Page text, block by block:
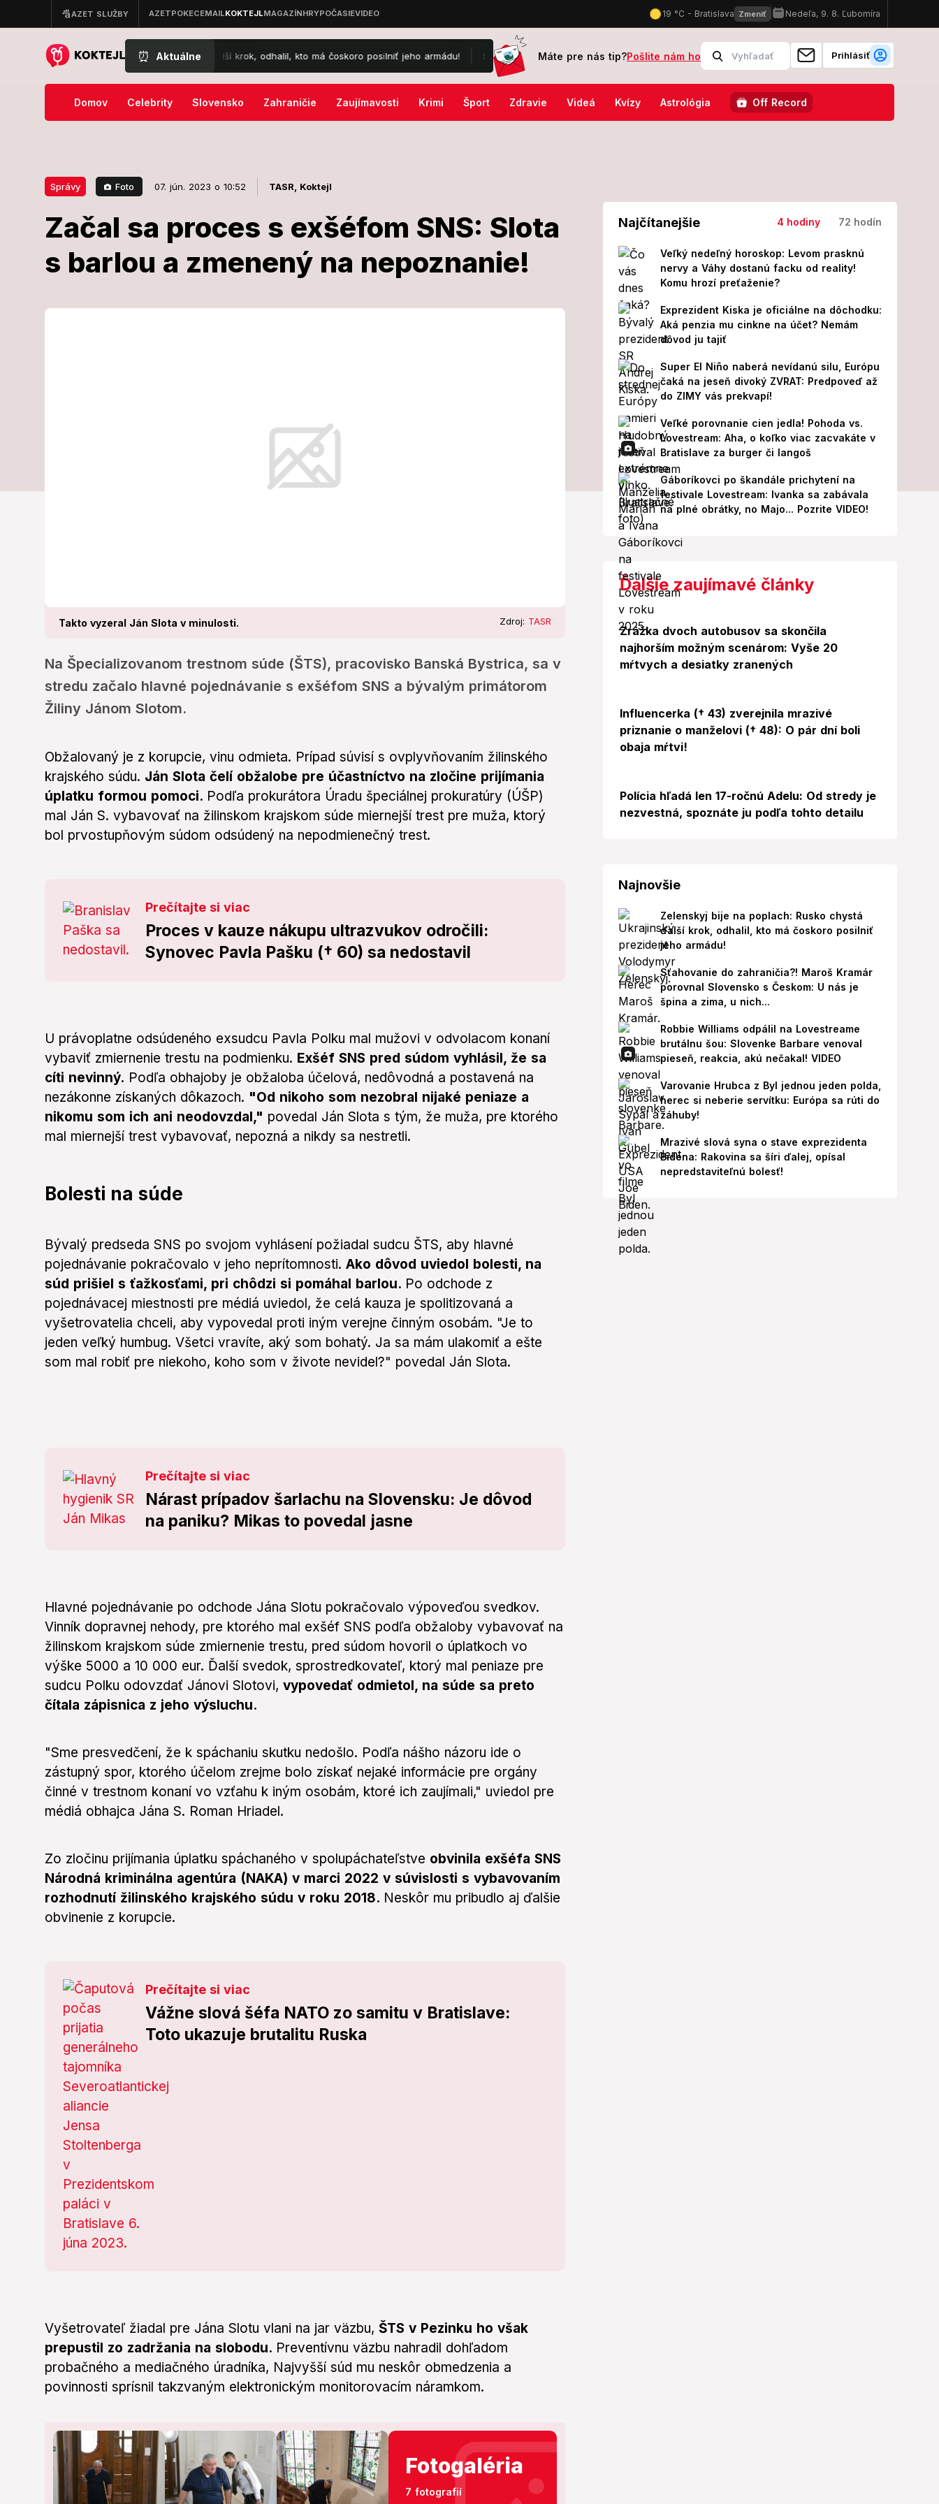
⏰ Aktuálne
na poplach: Rusko chystá ďalší krok, odhalil, kto má čoskoro posilniť jeho armádu! Sťahovanie do zahraničia?! Maroš Kramár porovnal Slovensko s Českom: U nás je špina a zima, u nich...
Máte pre nás tip?Pošlite nám ho Prihlásiť
Domov Celebrity Slovensko Zahraničie Zaujímavosti Krimi Šport Zdravie Videá Kvízy Astrológia Off Record
Správy Foto 07. jún. 2023 o 10:52 TASR, Koktejl
Začal sa proces s exšéfom SNS: Slota
s barlou a zmenený na nepoznanie!
Takto vyzeral Ján Slota v minulosti. Zdroj: TASR
Na Špecializovanom trestnom súde (ŠTS), pracovisko Banská Bystrica, sa v
stredu začalo hlavné pojednávanie s exšéfom SNS a bývalým primátorom
Žiliny Jánom Slotom.
Začal sa proces s exšéfom
Na Špecializovanom trestnom súde (ŠTS), pracovisko Banská Bystrica, sa
v stredu začalo hlavné pojednávanie s exšéfom SNS a bývalým
primátorom Žiliny Jánom Slotom.
Obžalovaný je z korupcie, vinu odmieta. Prípad súvisí s ovplyvňovaním žilinského
krajského súdu. Ján Slota čelí obžalobe pre účastníctvo na zločine prijímania
úplatku formou pomoci. Podľa prokurátora Úradu špeciálnej prokuratúry (ÚŠP)
mal Ján S. vybavovať na žilinskom krajskom súde miernejší trest pre muža, ktorý
bol prvostupňovým súdom odsúdený na nepodmienečný trest.
Prečítajte si viac
Proces v kauze nákupu ultrazvukov odročili:
Synovec Pavla Pašku († 60) sa nedostavil
U právoplatne odsúdeného exsudcu Pavla Polku mal mužovi v odvolacom konaní
vybaviť zmiernenie trestu na podmienku. Exšéf SNS pred súdom vyhlásil, že sa
cíti nevinný. Podľa obhajoby je obžaloba účelová, nedôvodná a postavená na
nezákonne získaných dôkazoch. "Od nikoho som nezobral nijaké peniaze a
nikomu som ich ani neodovzdal," povedal Ján Slota s tým, že muža, pre ktorého
mal miernejší trest vybavovať, nepozná a nikdy sa nestretli.
Bolesti na súde
Bývalý predseda SNS po svojom vyhlásení požiadal sudcu ŠTS, aby hlavné
pojednávanie pokračovalo v jeho neprítomnosti. Ako dôvod uviedol bolesti, na
súd prišiel s ťažkosťami, pri chôdzi si pomáhal barlou. Po odchode z
pojednávacej miestnosti pre médiá uviedol, že celá kauza je spolitizovaná a
vyšetrovatelia chceli, aby vypovedal proti iným verejne činným osobám. "Je to
jeden veľký humbug. Všetci vravíte, aký som bohatý. Ja sa mám ulakomiť a ešte
som mal robiť pre niekoho, koho som v živote nevidel?" povedal Ján Slota.
Prečítajte si viac
Nárast prípadov šarlachu na Slovensku: Je dôvod
na paniku? Mikas to povedal jasne
Hlavné pojednávanie po odchode Jána Slotu pokračovalo výpoveďou svedkov.
Vinník dopravnej nehody, pre ktorého mal exšéf SNS podľa obžaloby vybavovať na
žilinskom krajskom súde zmiernenie trestu, pred súdom hovoril o úplatkoch vo
výške 5000 a 10 000 eur. Ďalší svedok, sprostredkovateľ, ktorý mal peniaze pre
sudcu Polku odovzdať Jánovi Slotovi, vypovedať odmietol, na súde sa preto
čítala zápisnica z jeho výsluchu.
"Sme presvedčení, že k spáchaniu skutku nedošlo. Podľa nášho názoru ide o
zástupný spor, ktorého účelom zrejme bolo získať nejaké informácie pre orgány
činné v trestnom konaní vo vzťahu k iným osobám, ktoré ich zaujímali," uviedol pre
médiá obhajca Jána S. Roman Hriadel.
Zo zločinu prijímania úplatku spáchaného v spolupáchateľstve obvinila exšéfa SNS
Národná kriminálna agentúra (NAKA) v marci 2022 v súvislosti s vybavovaním
rozhodnutí žilinského krajského súdu v roku 2018. Neskôr mu pribudlo aj ďalšie
obvinenie z korupcie.
Prečítajte si viac
Vážne slová šéfa NATO zo samitu v Bratislave:
Toto ukazuje brutalitu Ruska
Vyšetrovateľ žiadal pre Jána Slotu vlani na jar väzbu, ŠTS v Pezinku ho však
prepustil zo zadržania na slobodu. Preventívnu väzbu nahradil dohľadom
probačného a mediačného úradníka, Najvyšší súd mu neskôr obmedzenia a
povinnosti sprísnil takzvaným elektronickým monitorovacím náramkom.
Fotogaléria
7 fotografií
Najčítanejšie 4 hodiny 72 hodín
Veľký nedeľný horoskop: Levom prasknú
nervy a Váhy dostanú facku od reality!
Komu hrozí preťaženie?
Exprezident Kiska je oficiálne na dôchodku:
Aká penzia mu cinkne na účet? Nemám
dôvod ju tajiť
Super El Niño naberá nevídanú silu, Európu
čaká na jeseň divoký ZVRAT: Predpoveď až
do ZIMY vás prekvapí!
Veľké porovnanie cien jedla! Pohoda vs.
Lovestream: Aha, o koľko viac zacvakáte v
Bratislave za burger či langoš
Gáboríkovci po škandále prichytení na
festivale Lovestream: Ivanka sa zabávala
na plné obrátky, no Majo... Pozrite VIDEO!
Ďalšie zaujímavé články
Zrážka dvoch autobusov sa skončila
najhorším možným scenárom: Vyše 20
mŕtvych a desiatky zranených
Foto
Influencerka († 43) zverejnila mrazivé
priznanie o manželovi († 48): O pár dní boli
obaja mŕtvi!
Polícia hľadá len 17-ročnú Adelu: Od stredy je
nezvestná, spoznáte ju podľa tohto detailu
Najnovšie
Zelenskyj bije na poplach: Rusko chystá
ďalší krok, odhalil, kto má čoskoro posilniť
jeho armádu!
Sťahovanie do zahraničia?! Maroš Kramár
porovnal Slovensko s Českom: U nás je
špina a zima, u nich...
Robbie Williams odpálil na Lovestreame
brutálnu šou: Slovenke Barbare venoval
pieseň, reakcia, akú nečakal! VIDEO
Varovanie Hrubca z Byl jednou jeden polda,
herec si neberie servítku: Európa sa rúti do
záhuby!
Mrazivé slová syna o stave exprezidenta
Bidena: Rakovina sa šíri ďalej, opísal
nepredstaviteľnú bolesť!